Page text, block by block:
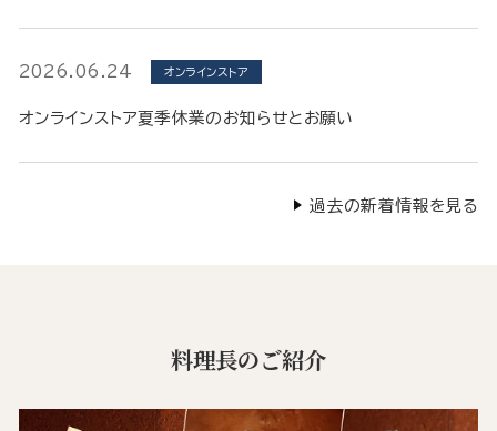
2026.06.24 オンラインストア
オンラインストア夏季休業のお知らせとお願い
過去の新着情報を見る
料理長のご紹介